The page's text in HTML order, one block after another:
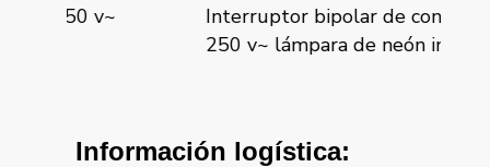
Interruptor bipolar de control 16 a
250 v~ lámpara de neón incorporada
Información logística: